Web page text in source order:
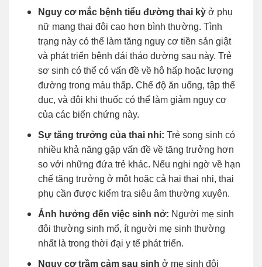
Nguy cơ mắc bệnh tiểu đường thai kỳ ở phụ
nữ mang thai đôi cao hơn bình thường. Tình
trạng này có thể làm tăng nguy cơ tiền sản giật
và phát triển bệnh đái tháo đường sau này. Trẻ
sơ sinh có thể có vấn đề về hô hấp hoặc lượng
đường trong máu thấp. Chế độ ăn uống, tập thể
dục, và đôi khi thuốc có thể làm giảm nguy cơ
của các biến chứng này.
Sự tăng trưởng của thai nhi: Trẻ song sinh có
nhiều khả năng gặp vấn đề về tăng trưởng hơn
so với những đứa trẻ khác. Nếu nghi ngờ về hạn
chế tăng trưởng ở một hoặc cả hai thai nhi, thai
phụ cần được kiểm tra siêu âm thường xuyên.
Ảnh hưởng đến việc sinh nở: Người mẹ sinh
đôi thường sinh mổ, ít người mẹ sinh thường
nhất là trong thời đại y tế phát triển.
Nguy cơ trầm cảm sau sinh ở mẹ sinh đôi